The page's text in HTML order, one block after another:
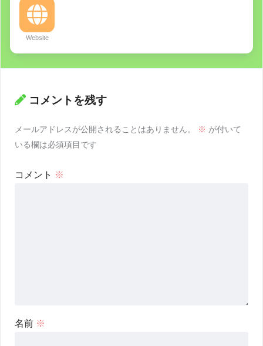
Website
コメントを残す
メールアドレスが公開されることはありません。 ※ が付いて
いる欄は必須項目です
コメント ※
名前 ※